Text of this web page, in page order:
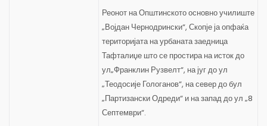
Реонот на Општинското основно училиште
„Војдан Чернодрински“, Скопје ја опфаќа
територијата на урбаната заедница
Тафталиџе што се простира на исток до
ул„Франклин Рузвелт“, на југ до ул
„Теодосије Гологанов“, на север до бул
„Партизански Одреди“ и на запад до ул „8
Септември“.